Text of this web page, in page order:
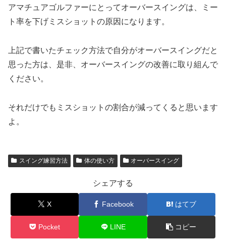
アマチュアゴルファーにとってオーバースイングは、ミー
ト率を下げミスショットの原因になります。
上記で書いたチェック方法で自分がオーバースイングだと
思った方は、是非、オーバースイングの改善に取り組んで
ください。
それだけでもミスショットの割合が減ってくると思います
よ。
スイング練習方法 体の使い方 オーバースイング
シェアする
X Facebook はてブ
Pocket LINE コピー